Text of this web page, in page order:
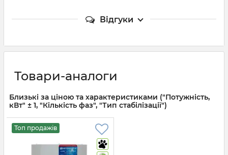
Відгуки
Товари-аналоги
Близькі за ціною та характеристиками ("Потужність,
кВт" ± 1, "Кількість фаз", "Тип стабілізації")
Топ продажів